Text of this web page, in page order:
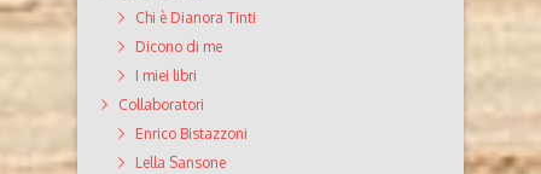
Chi è Dianora Tinti
Dicono di me
I miei libri
Collaboratori
Enrico Bistazzoni
Lella Sansone